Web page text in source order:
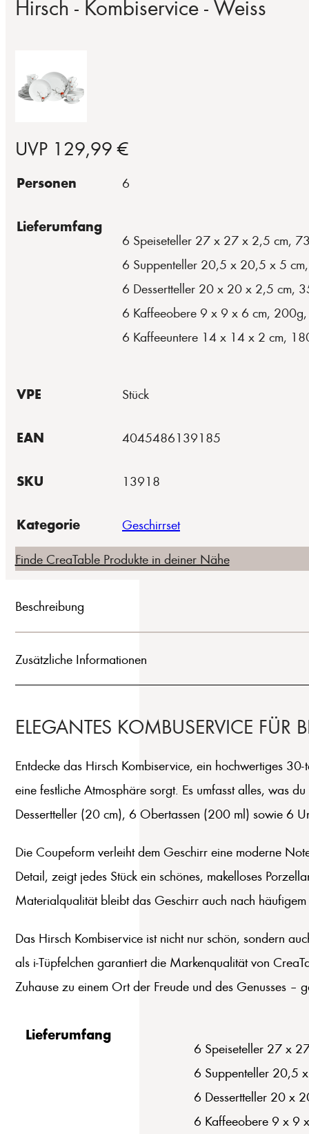
Hirsch - Kombiservice - Weiss
UVP 129,99 €
Personen 6
Lieferumfang
6 Speiseteller 27 x 27 x 2,5 cm,
6 Suppenteller 20,5 x 20,5 x 5
6 Dessertteller 20 x 20 x 2,5 cm,
6 Kaffeeobere 9 x 9 x 6 cm,
6 Kaffeeuntere 14 x 14 x 2 cm,
VPE Stück
EAN 4045486139185
SKU 13918
Kategorie
Geschirrset
Finde CreaTable Produkte in deiner Nähe
Beschreibung
Zusätzliche Informationen
ELEGANTES KOMBUSERVICE FÜR
Entdecke das Hirsch Kombiservice, ein hochwertiges
eine festliche Atmosphäre sorgt. Es umfasst alles, was
Dessertteller (20 cm), 6 Obertassen (200 ml) sowie 6
Die Coupeform verleiht dem Geschirr eine moderne
Detail, zeigt jedes Stück ein schönes, makelloses
Materialqualität bleibt das Geschirr auch nach
Das Hirsch Kombiservice ist nicht nur schön, sondern
als i-Tüpfelchen garantiert die Markenqualität von
Zuhause zu einem Ort der Freude und des Genusses –
Lieferumfang
6 Speiseteller 27 x
6 Suppenteller 20,5
6 Dessertteller 20 x
6 Kaffeeobere 9 x 9